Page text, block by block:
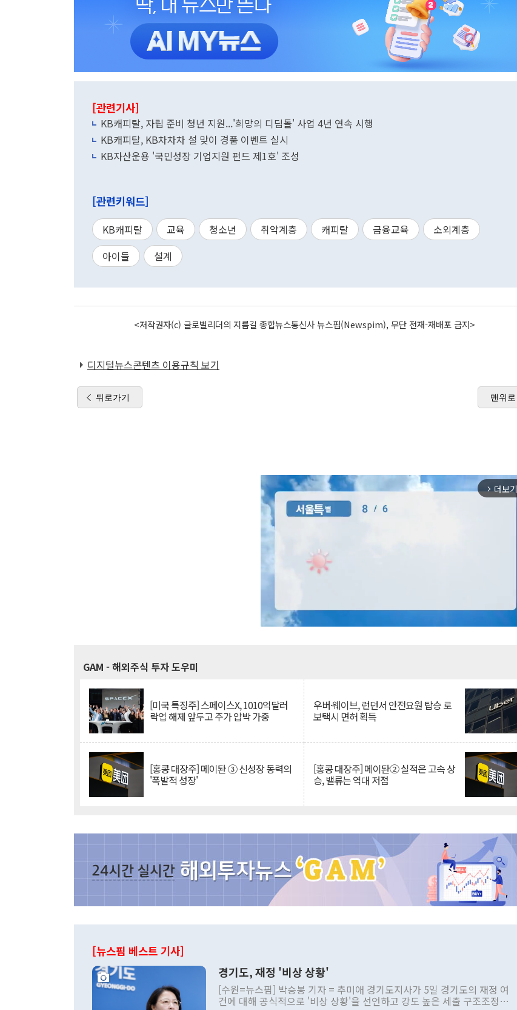
[관련기사]
KB캐피탈, 자립 준비 청년 지원...'희망의 디딤돌' 사업 4년 연속 시행
KB캐피탈, KB차차차 설 맞이 경품 이벤트 실시
KB자산운용 '국민성장 기업지원 펀드 제1호' 조성
[관련키워드]
KB캐피탈 교육 청소년 취약계층 캐피탈 금융교육
소외계층
아이들
설계
<저작권자(c) 글로벌리더의 지름길 종합뉴스통신사 뉴스핌(Newspim), 무단 전재-재배포 금지>
디지털뉴스콘텐츠 이용규칙 보기
뒤로가기 맨위로
arrow_forward_ios 더보기
GAM - 해외주식 투자 도우미
[미국 특징주] 스페이스X, 1010억달러
락업 해제 앞두고 주가 압박 가중
우버·웨이브, 런던서 안전요원 탑승 로
보택시 면허 획득
[홍콩 대장주] 메이퇀 ③ 신성장 동력의
'폭발적 성장'
[홍콩 대장주] 메이퇀② 실적은 고속 상
승, 밸류는 역대 저점
[뉴스핌 베스트 기사]
경기도, 재정 '비상 상황'
[수원=뉴스핌] 박승봉 기자 = 추미애 경기도지사가 5일 경기도의 재정 여
건에 대해 공식적으로 '비상 상황'을 선언하고 강도 높은 세출 구조조정과